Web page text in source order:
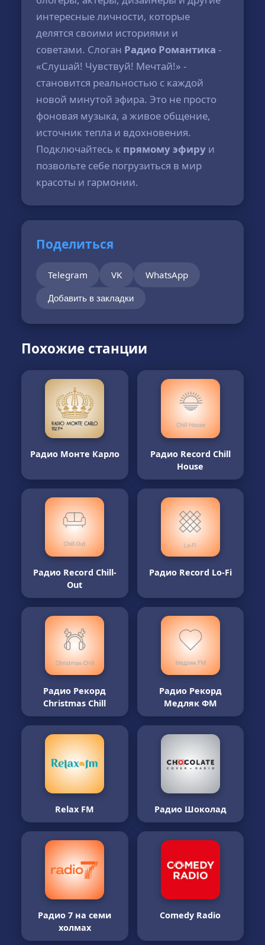
интересные личности, которые
делятся своими историями и
советами. Слоган Радио Романтика -
«Слушай! Чувствуй! Мечтай!» -
становится реальностью с каждой
новой минутой эфира. Это не просто
фоновая музыка, а живое общение,
источник тепла и вдохновения.
Подключайтесь к прямому эфиру и
позвольте себе погрузиться в мир
красоты и гармонии.
Поделиться
Telegram VK WhatsApp
Добавить в закладки
Похожие станции
Радио Монте Карло
Радио Record Chill
House
Радио Record Chill-
Out
Радио Record Lo-Fi
Радио Рекорд
Christmas Chill
Радио Рекорд
Медляк ФМ
Relax FM Радио Шоколад
Радио 7 на семи
холмах
Comedy Radio